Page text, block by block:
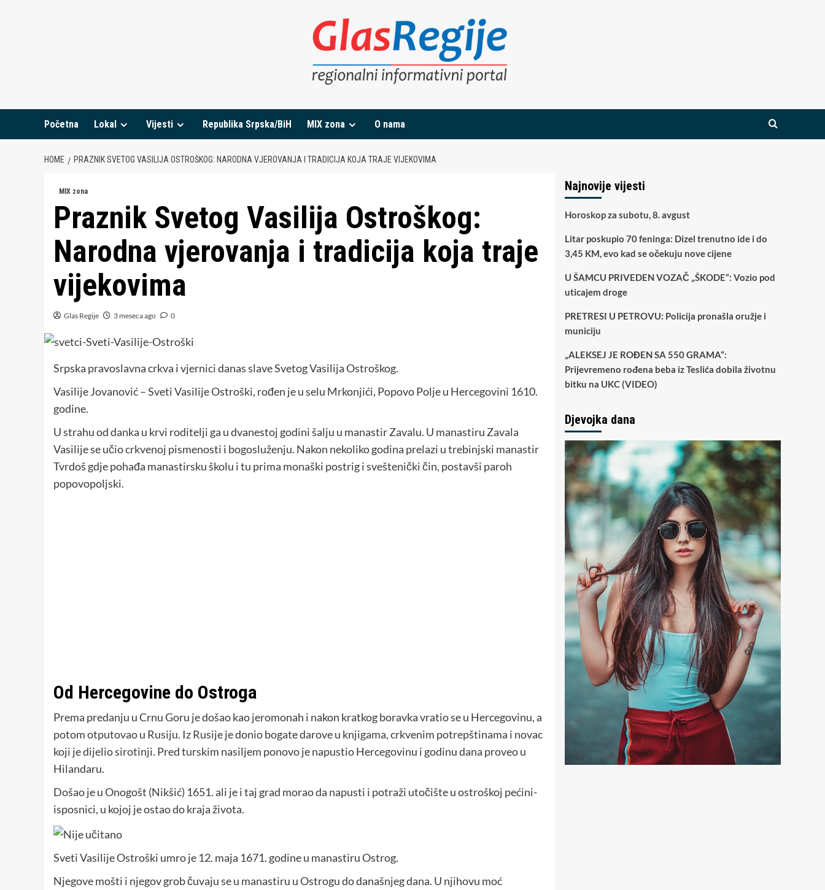
Početna Lokal Vijesti Republika Srpska/BiH MIX zona O nama
HOME PRAZNIK SVETOG VASILIJA OSTROŠKOG: NARODNA VJEROVANJA I TRADICIJA KOJA TRAJE VIJEKOVIMA
MIX zona
Praznik Svetog Vasilija Ostroškog:
Narodna vjerovanja i tradicija koja traje
vijekovima
Glas Regije 3 meseca ago 0
Srpska pravoslavna crkva i vjernici danas slave Svetog Vasilija Ostroškog.
Vasilije Jovanović – Sveti Vasilije Ostroški, rođen je u selu Mrkonjići, Popovo Polje u Hercegovini 1610.
godine.
U strahu od danka u krvi roditelji ga u dvanestoj godini šalju u manastir Zavalu. U manastiru Zavala
Vasilije se učio crkvenoj pismenosti i bogosluženju. Nakon nekoliko godina prelazi u trebinjski manastir
Tvrdoš gdje pohađa manastirsku školu i tu prima monaški postrig i sveštenički čin, postavši paroh
popovopoljski.
Od Hercegovine do Ostroga
Prema predanju u Crnu Goru je došao kao jeromonah i nakon kratkog boravka vratio se u Hercegovinu, a
potom otputovao u Rusiju. Iz Rusije je donio bogate darove u knjigama, crkvenim potrepštinama i novac
koji je dijelio sirotinji. Pred turskim nasiljem ponovo je napustio Hercegovinu i godinu dana proveo u
Hilandaru.
Došao je u Onogošt (Nikšić) 1651. ali je i taj grad morao da napusti i potraži utočište u ostroškoj pećini-
isposnici, u kojoj je ostao do kraja života.
Sveti Vasilije Ostroški umro je 12. maja 1671. godine u manastiru Ostrog.
Njegove mošti i njegov grob čuvaju se u manastiru u Ostrogu do današnjeg dana. U njihovu moć
Najnovije vijesti
Horoskop za subotu, 8. avgust
Litar poskupio 70 feninga: Dizel trenutno ide i do
3,45 KM, evo kad se očekuju nove cijene
U ŠAMCU PRIVEDEN VOZAČ „ŠKODE“: Vozio pod
uticajem droge
PRETRESI U PETROVU: Policija pronašla oružje i
municiju
„ALEKSEJ JE ROĐEN SA 550 GRAMA“:
Prijevremeno rođena beba iz Teslića dobila životnu
bitku na UKC (VIDEO)
Djevojka dana